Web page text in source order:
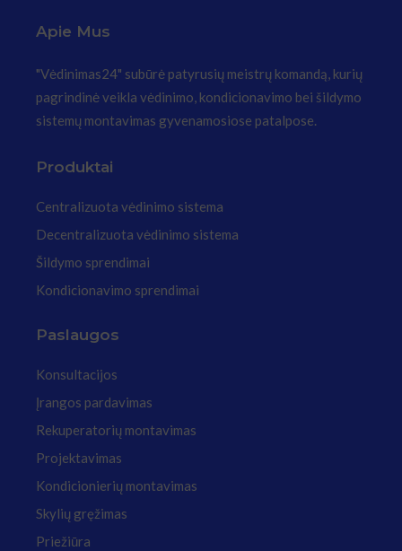
Apie Mus
"Vėdinimas24" subūrė patyrusių meistrų komandą, kurių
pagrindinė veikla vėdinimo, kondicionavimo bei šildymo
sistemų montavimas gyvenamosiose patalpose.
Produktai
Centralizuota vėdinimo sistema
Decentralizuota vėdinimo sistema
Šildymo sprendimai
Kondicionavimo sprendimai
Paslaugos
Konsultacijos
Įrangos pardavimas
Rekuperatorių montavimas
Projektavimas
Kondicionierių montavimas
Skylių gręžimas
Priežiūra